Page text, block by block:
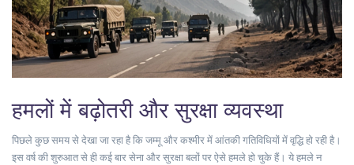
हमलों में बढ़ोतरी और सुरक्षा व्यवस्था
पिछले कुछ समय से देखा जा रहा है कि जम्मू और कश्मीर में आंतकी गतिविधियों में वृद्धि हो रही है।
इस वर्ष की शुरुआत से ही कई बार सेना और सुरक्षा बलों पर ऐसे हमले हो चुके हैं। ये हमले न